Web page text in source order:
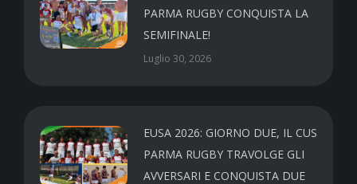
PARMA RUGBY CONQUISTA LA
SEMIFINALE!
Luglio 30, 2026
EUSA 2026: GIORNO DUE, IL CUS
PARMA RUGBY TRAVOLGE GLI
AVVERSARI E CONQUISTA DUE